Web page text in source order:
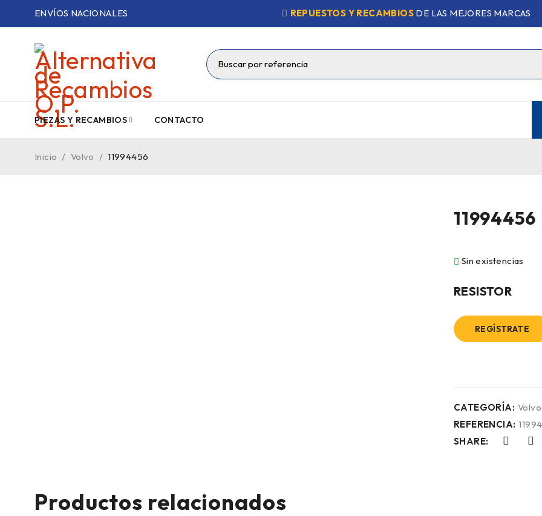
ENVÍOS NACIONALES REPUESTOS Y RECAMBIOS DE LAS MEJORES MARCAS
PIEZAS Y RECAMBIOS CONTACTO
Inicio / Volvo / 11994456
11994456
Sin existencias
RESISTOR
REGÍSTRATE
CATEGORÍA: Volvo
REFERENCIA:
SHARE:
Productos relacionados